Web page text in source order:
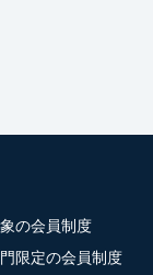
の会員制度
限定の会員制度